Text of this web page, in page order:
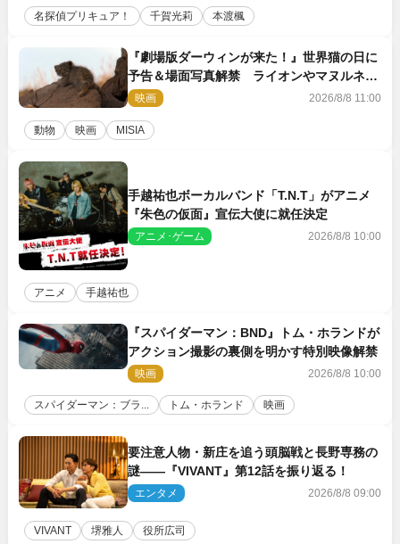
名探偵プリキュア！ 千賀光莉 本渡楓
『劇場版ダーウィンが来た！』世界猫の日に
予告＆場面写真解禁 ライオンやマヌルネコ
の赤ちゃんが大集合
映画 2026/8/8 11:00
動物 映画 MISIA
手越祐也ボーカルバンド「T.N.T」がアニメ
『朱色の仮面』宣伝大使に就任決定
アニメ･ゲーム 2026/8/8 10:00
アニメ 手越祐也
『スパイダーマン：BND』トム・ホランドが
アクション撮影の裏側を明かす特別映像解禁
映画 2026/8/8 10:00
スパイダーマン：ブラ... トム・ホランド 映画
要注意人物・新庄を追う頭脳戦と長野専務の
謎――『VIVANT』第12話を振り返る！
エンタメ 2026/8/8 09:00
VIVANT 堺雅人 役所広司